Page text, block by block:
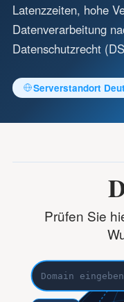
Latenzzeiten, hohe
Datenverarbeitung
Datenschutzrecht
Serverstandort
Prüfen Sie